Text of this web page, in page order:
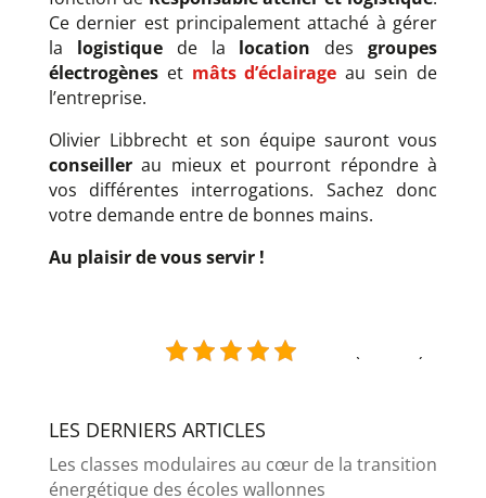
Ce dernier est principalement attaché à gérer
la logistiquede la location desgroupes
électrogèneset mâts d’éclairage au sein de
l’entreprise.
Olivier Libbrecht et son équipe sauront vous
conseillerau mieux et pourront répondre à
vos différentes interrogations. Sachez donc
votre demande entre de bonnes mains.
Au plaisir de vous servir !
LES DERNIERS ARTICLES
Les classes modulaires au cœur de la transition
énergétique des écoles wallonnes